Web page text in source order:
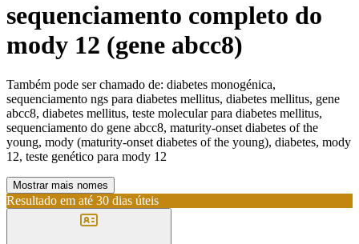
sequenciamento completo do
mody 12 (gene abcc8)
Também pode ser chamado de: diabetes monogénica,
sequenciamento ngs para diabetes mellitus, diabetes mellitus, gene
abcc8, diabetes mellitus, teste molecular para diabetes mellitus,
sequenciamento do gene abcc8, maturity-onset diabetes of the
young, mody (maturity-onset diabetes of the young), diabetes, mody
12, teste genético para mody 12
Mostrar mais nomes
Resultado em até 30 dias úteis